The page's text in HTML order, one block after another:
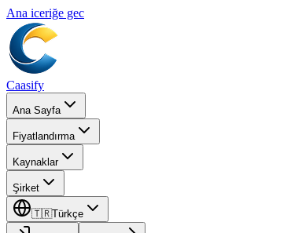
Ana iceriğe gec
Caasify
Ana Sayfa
Fiyatlandırma
Kaynaklar
Şirket
🇹🇷Türkçe